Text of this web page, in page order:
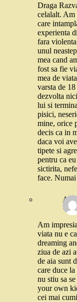
Draga
celalalt. Am
care
experienta
fara
unul
mea cand
fost sa fie
mea de
varsta de
dezvolta
lui si
pisici,
mine, orice
decis ca in
daca voi
tipete si
pentru ca
sictirita,
face.
10
Am
viata nu e
dreaming
ziua de azi
de aia sunt
care duce
nu stiu sa
your own
cei mai